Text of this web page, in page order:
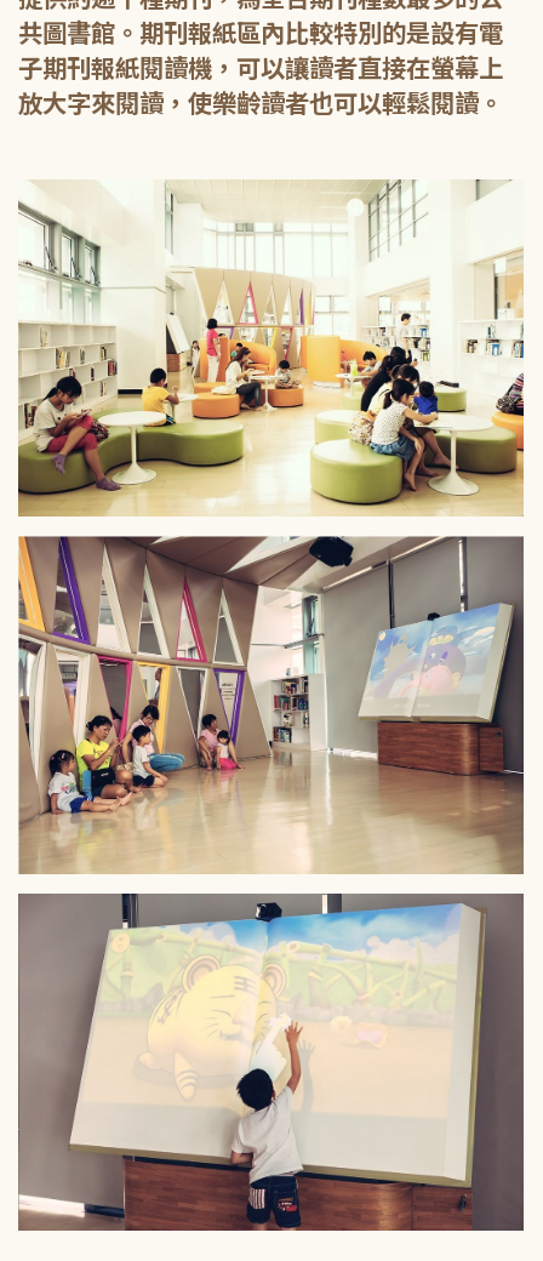
共圖書館。期刊報紙區內比較特別的是設有電
子期刊報紙閱讀機，可以讓讀者直接在螢幕上
放大字來閱讀，使樂齡讀者也可以輕鬆閱讀。